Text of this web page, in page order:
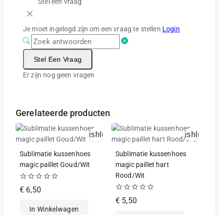
Stel een vraag
Je moet ingelogd zijn om een vraag te stellen Login
Stel Een Vraag
Er zijn nog geen vragen
Gerelateerde producten
Wishlist
Sublimatie kussenhoes
magic paillet Goud/Wit
0
van
€ 6,50
In Winkelwagen
Wishlist
Sublimatie kussenhoes
magic paillet hart
Rood/Wit
0
van
€ 5,50